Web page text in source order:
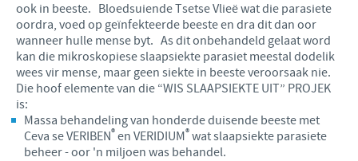
ook in beeste. Bloedsuiende Tsetse Vlieë wat die parasiete
oordra, voed op geïnfekteerde beeste en dra dit dan oor
wanneer hulle mense byt. As dit onbehandeld gelaat word
kan die mikroskopiese slaapsiekte parasiet meestal dodelik
wees vir mense, maar geen siekte in beeste veroorsaak nie.
Die hoof elemente van die “WIS SLAAPSIEKTE UIT” PROJEK
is:
Massa behandeling van honderde duisende beeste met
Ceva se VERIBEN® en VERIDIUM® wat slaapsiekte parasiete
beheer - oor 'n miljoen was behandel.